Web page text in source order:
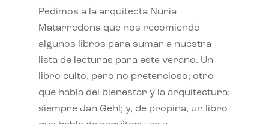
Pedimos a la arquitecta Nuria
Matarredona que nos recomiende
algunos libros para sumar a nuestra
lista de lecturas para este verano. Un
libro culto, pero no pretencioso; otro
que habla del bienestar y la arquitectura;
siempre Jan Gehl; y, de propina, un libro